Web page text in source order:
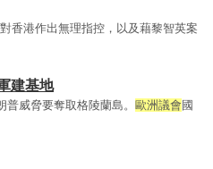
香港作出無理指控，以及藉黎智英案
建基地
威脅要奪取格陵蘭島。 歐洲議會 國